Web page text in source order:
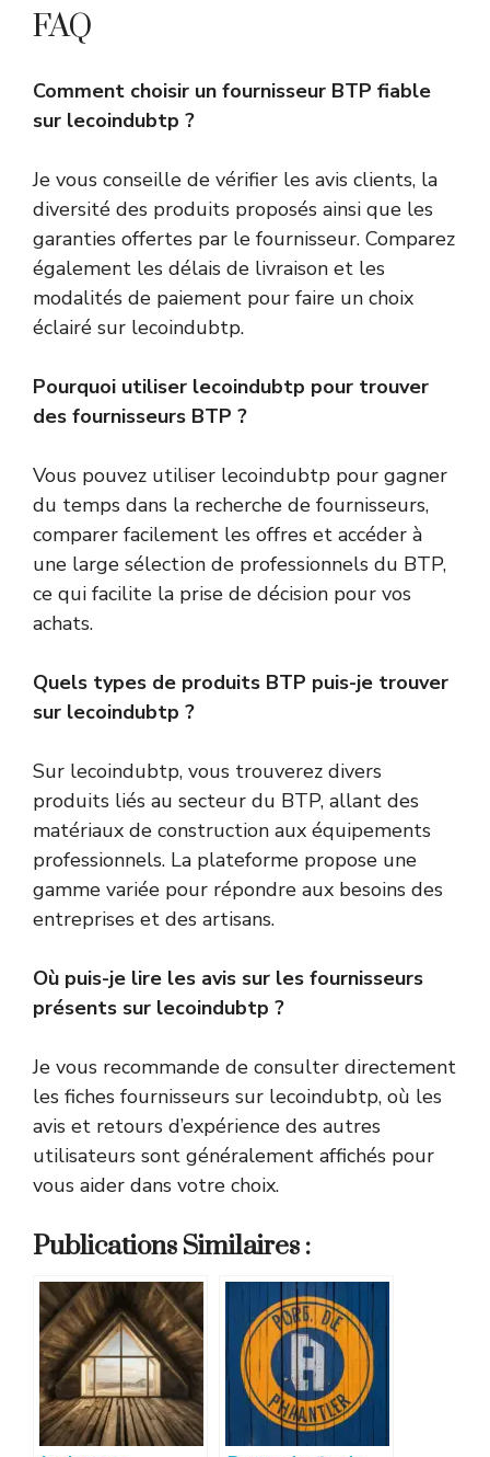
FAQ
Comment choisir un fournisseur BTP fiable
sur lecoindubtp ?
Je vous conseille de vérifier les avis clients, la
diversité des produits proposés ainsi que les
garanties offertes par le fournisseur. Comparez
également les délais de livraison et les
modalités de paiement pour faire un choix
éclairé sur lecoindubtp.
Pourquoi utiliser lecoindubtp pour trouver
des fournisseurs BTP ?
Vous pouvez utiliser lecoindubtp pour gagner
du temps dans la recherche de fournisseurs,
comparer facilement les offres et accéder à
une large sélection de professionnels du BTP,
ce qui facilite la prise de décision pour vos
achats.
Quels types de produits BTP puis-je trouver
sur lecoindubtp ?
Sur lecoindubtp, vous trouverez divers
produits liés au secteur du BTP, allant des
matériaux de construction aux équipements
professionnels. La plateforme propose une
gamme variée pour répondre aux besoins des
entreprises et des artisans.
Où puis-je lire les avis sur les fournisseurs
présents sur lecoindubtp ?
Je vous recommande de consulter directement
les fiches fournisseurs sur lecoindubtp, où les
avis et retours d’expérience des autres
utilisateurs sont généralement affichés pour
vous aider dans votre choix.
Publications Similaires :